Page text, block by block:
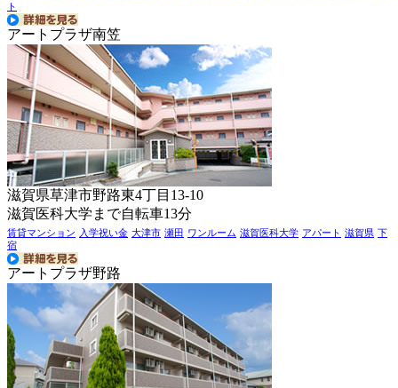
ト
アートプラザ南笠
滋賀県草津市野路東4丁目13-10
滋賀医科大学まで自転車13分
賃貸マンション 入学祝い金 大津市 瀬田 ワンルーム 滋賀医科大学 アパート 滋賀県 下
宿
アートプラザ野路